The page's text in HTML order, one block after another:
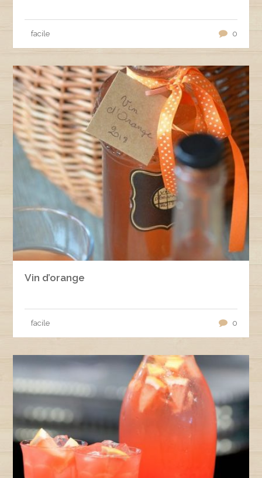
facile 0
Vin d’orange
facile 0